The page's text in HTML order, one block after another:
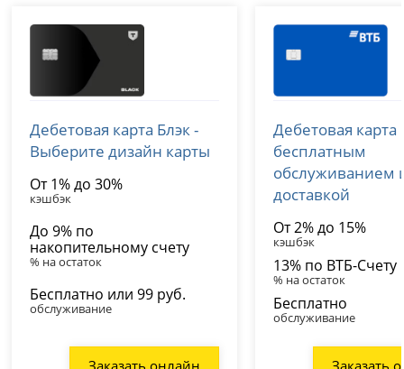
лицензия № 2673
Дебетовая карта Блэк -
Выберите дизайн карты
От 1% до 30%
кэшбэк
До 9% по
накопительному счету
% на остаток
Бесплатно или 99 руб.
обслуживание
Заказать онлайн
лицензия № 1000
Дебетовая карта
бесплатным
обслуживанием
доставкой
От 2% до 15%
кэшбэк
13% по ВТБ-Счету
% на остаток
Бесплатно
обслуживание
Заказать